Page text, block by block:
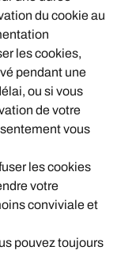
du cookie au
les cookies,
pendant une
ou si vous
de votre
vous
les cookies
votre
conviviale et
pouvez toujours